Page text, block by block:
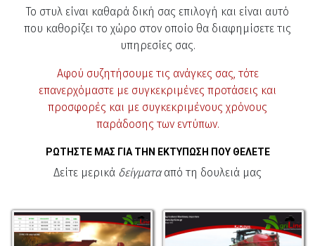
Το στυλ είναι καθαρά δική σας επιλογή και είναι αυτό
που καθορίζει το χώρο στον οποίο θα διαφημίσετε τις
υπηρεσίες σας.
Αφού συζητήσουμε τις ανάγκες σας, τότε
επανερχόμαστε με συγκεκριμένες προτάσεις και
προσφορές και με συγκεκριμένους χρόνους
παράδοσης των εντύπων.
ΡΩΤΗΣΤΕ ΜΑΣ ΓΙΑ ΤΗΝ ΕΚΤΥΠΩΣΗ ΠΟΥ ΘΕΛΕΤΕ
Δείτε μερικά δείγματααπό τη δουλειά μας